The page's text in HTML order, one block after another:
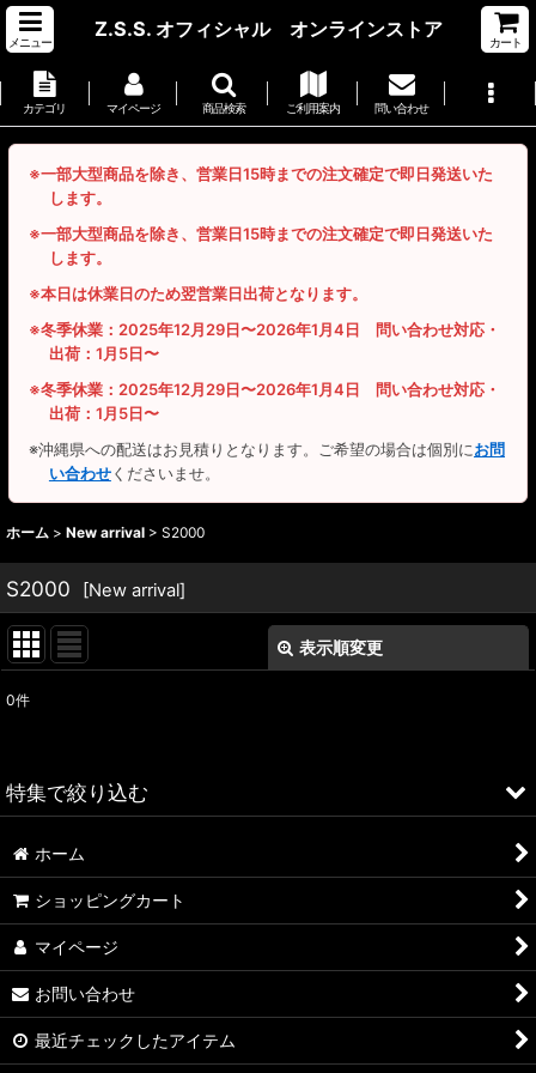
メニュー
Z.S.S. オフィシャル オンラインストア
カート
カテゴリ マイページ 商品検索 ご利用案内 問い合わせ
※一部大型商品を除き、営業日15時までの注文確定で即日発送いた
します。
※一部大型商品を除き、営業日15時までの注文確定で即日発送いた
します。
※本日は休業日のため翌営業日出荷となります。
※冬季休業：2025年12月29日〜2026年1月4日 問い合わせ対応・
出荷：1月5日〜
※冬季休業：2025年12月29日〜2026年1月4日 問い合わせ対応・
出荷：1月5日〜
※沖縄県への配送はお見積りとなります。ご希望の場合は個別にお問
い合わせくださいませ。
ホーム > New arrival > S2000
S2000 [New arrival]
表示順変更
並び順:
0件
特集で絞り込む
ALFA ROMEO > 156
ALFA ROMEO > 147
ALFA ROMEO > 159
A4
ホーム
ショッピングカート
マイページ
お問い合わせ
最近チェックしたアイテム